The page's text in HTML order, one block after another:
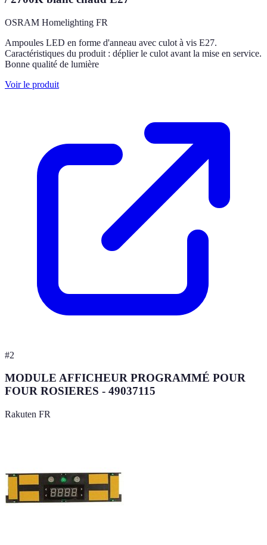
OSRAM Homelighting FR
Ampoules LED en forme d'anneau avec culot à vis E27.
Caractéristiques du produit : déplier le culot avant la mise en service.
Bonne qualité de lumière
Voir le produit
#2
MODULE AFFICHEUR PROGRAMMÉ POUR
FOUR ROSIERES - 49037115
Rakuten FR